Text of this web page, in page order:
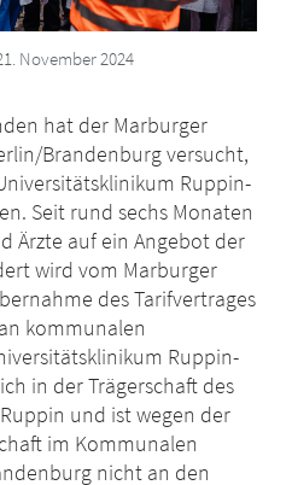
November 2024
hat der Marburger
Brandenburg versucht,
Ruppin-
Seit rund sechs Monaten
Ärzte auf ein Angebot der
wird vom Marburger
des Tarifvertrages
kommunalen
Ruppin-
in der Trägerschaft des
und ist wegen der
im Kommunalen
nicht an den